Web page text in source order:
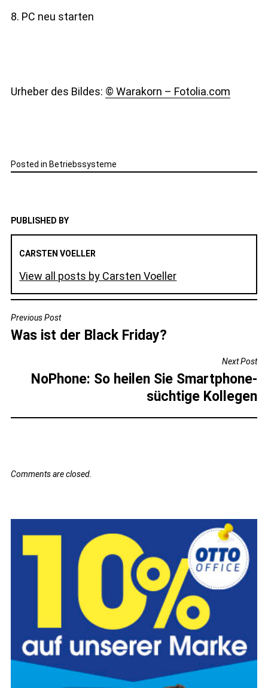
8. PC neu starten
Urheber des Bildes: © Warakorn – Fotolia.com
Posted in Betriebssysteme
PUBLISHED BY
CARSTEN VOELLER
View all posts by Carsten Voeller
BEITRAGSNAVIGATION
Previous Post
Was ist der Black Friday?
Next Post
NoPhone: So heilen Sie Smartphone-
süchtige Kollegen
Comments are closed.